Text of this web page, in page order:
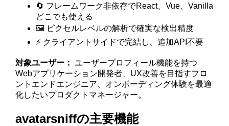
🔄 フレームワーク非依存でReact、Vue、Vanilla
どこでも使える
🖼️ ピクセルレベルの解析で確実な検出精度
⚡ クライアントサイドで完結し、追加API不要
対象ユーザー： ユーザープロフィール機能を持つ
Webアプリケーション開発者、UX改善を目指すフロ
ントエンドエンジニア、オンボーディング体験を最適
化したいプロダクトマネージャー。
avatarsniffの主要機能